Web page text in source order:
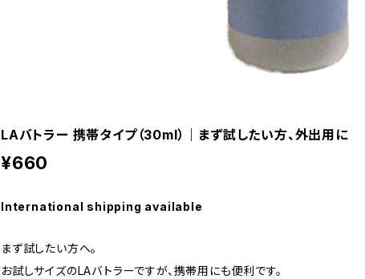
LAバトラー 携帯タイプ（30ml）｜まず試したい方、外出用に
¥660
International shipping available
まず試したい方へ。
お試しサイズのLAバトラーですが、携帯用にも便利です。